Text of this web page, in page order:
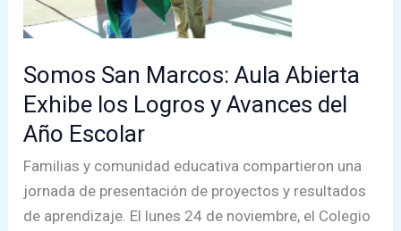
la
Somos San Marcos: Aula Abierta
Exhibe los Logros y Avances del
Año Escolar
Familias y comunidad educativa compartieron una
jornada de presentación de proyectos y resultados
de aprendizaje. El lunes 24 de noviembre, el Colegio